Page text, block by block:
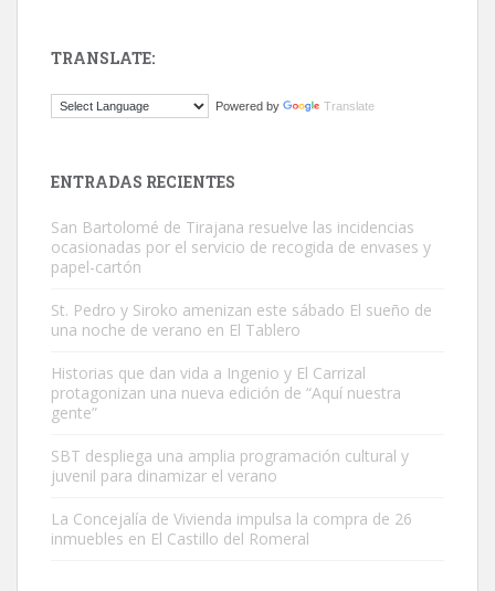
Este gato macho ha aparecido en la calle hace menos de un mes,
Busco adopción responsable para mi perra. Pastor alemán,
hembra, 4 años. Por motivos personales ...
Leales.org » Gran Canaria
TRANSLATE:
Powered by Translate
ENTRADAS RECIENTES
San Bartolomé de Tirajana resuelve las incidencias
ocasionadas por el servicio de recogida de envases y
papel-cartón
St. Pedro y Siroko amenizan este sábado El sueño de
una noche de verano en El Tablero
Historias que dan vida a Ingenio y El Carrizal
protagonizan una nueva edición de “Aquí nuestra
gente”
SBT despliega una amplia programación cultural y
juvenil para dinamizar el verano
La Concejalía de Vivienda impulsa la compra de 26
inmuebles en El Castillo del Romeral